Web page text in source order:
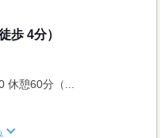
歩 4分）
休憩60分（...